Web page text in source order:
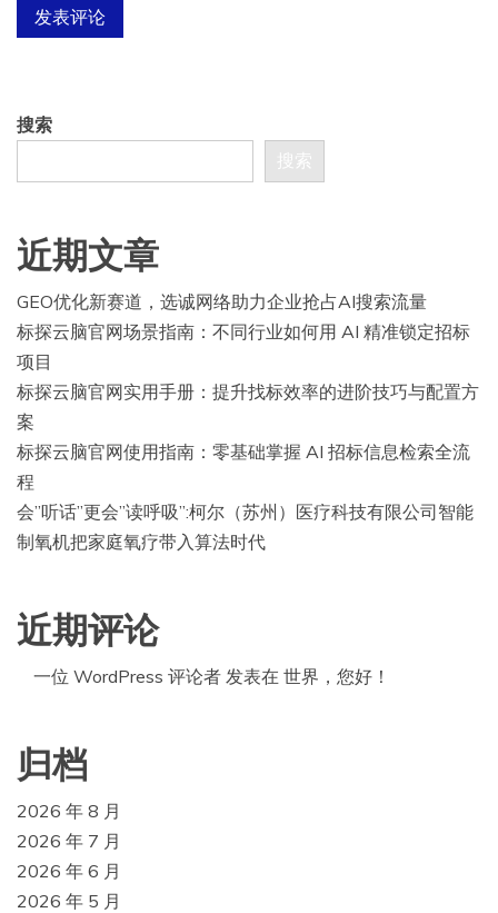
搜索
搜索
近期文章
GEO优化新赛道，选诚网络助力企业抢占AI搜索流量
标探云脑官网场景指南：不同行业如何用 AI 精准锁定招标
项目
标探云脑官网实用手册：提升找标效率的进阶技巧与配置方
案
标探云脑官网使用指南：零基础掌握 AI 招标信息检索全流
程
会”听话”更会”读呼吸”:柯尔（苏州）医疗科技有限公司智能
制氧机把家庭氧疗带入算法时代
近期评论
一位 WordPress 评论者 发表在 世界，您好！
归档
2026 年 8 月
2026 年 7 月
2026 年 6 月
2026 年 5 月